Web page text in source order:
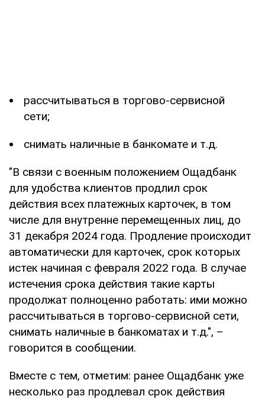
рассчитываться в торгово-сервисной
сети;
снимать наличные в банкомате и т.д.
"В связи с военным положением Ощадбанк
для удобства клиентов продлил срок
действия всех платежных карточек, в том
числе для внутренне перемещенных лиц, до
31 декабря 2024 года. Продление происходит
автоматически для карточек, срок которых
истек начиная с февраля 2022 года. В случае
истечения срока действия такие карты
продолжат полноценно работать: ими можно
рассчитываться в торгово-сервисной сети,
снимать наличные в банкоматах и ​​т.д.", –
говорится в сообщении.
Вместе с тем, отметим: ранее Ощадбанк уже
несколько раз продлевал срок действия